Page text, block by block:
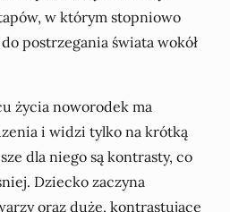
w którym stopniowo
postrzegania świata wokół
życia noworodek ma
i widzi tylko na krótką
dla niego są kontrasty, co
Dziecko zaczyna
oraz duże, kontrastujące